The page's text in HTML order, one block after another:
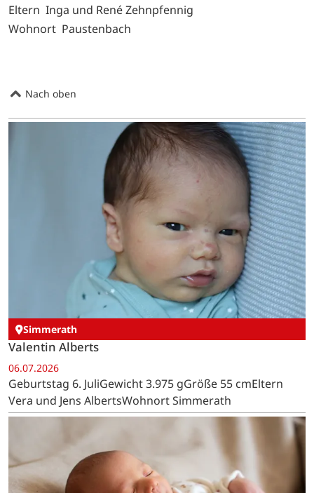
Eltern Inga und René Zehnpfennig
Wohnort Paustenbach
Nach oben
Simmerath
Valentin Alberts
06.07.2026
Geburtstag 6. JuliGewicht 3.975 gGröße 55 cmEltern
Vera und Jens AlbertsWohnort Simmerath